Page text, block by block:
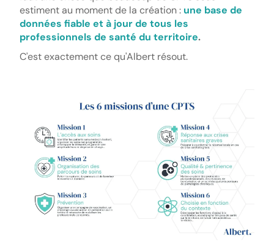
estiment au moment de la création : une base de
données fiable et à jour de tous les
professionnels de santé du territoire.
C'est exactement ce qu'Albert résout.